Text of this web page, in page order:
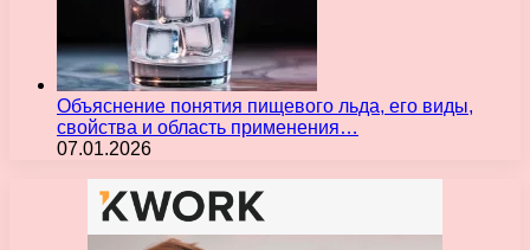
Объяснение понятия пищевого льда, его виды,
свойства и область применения…
07.01.2026